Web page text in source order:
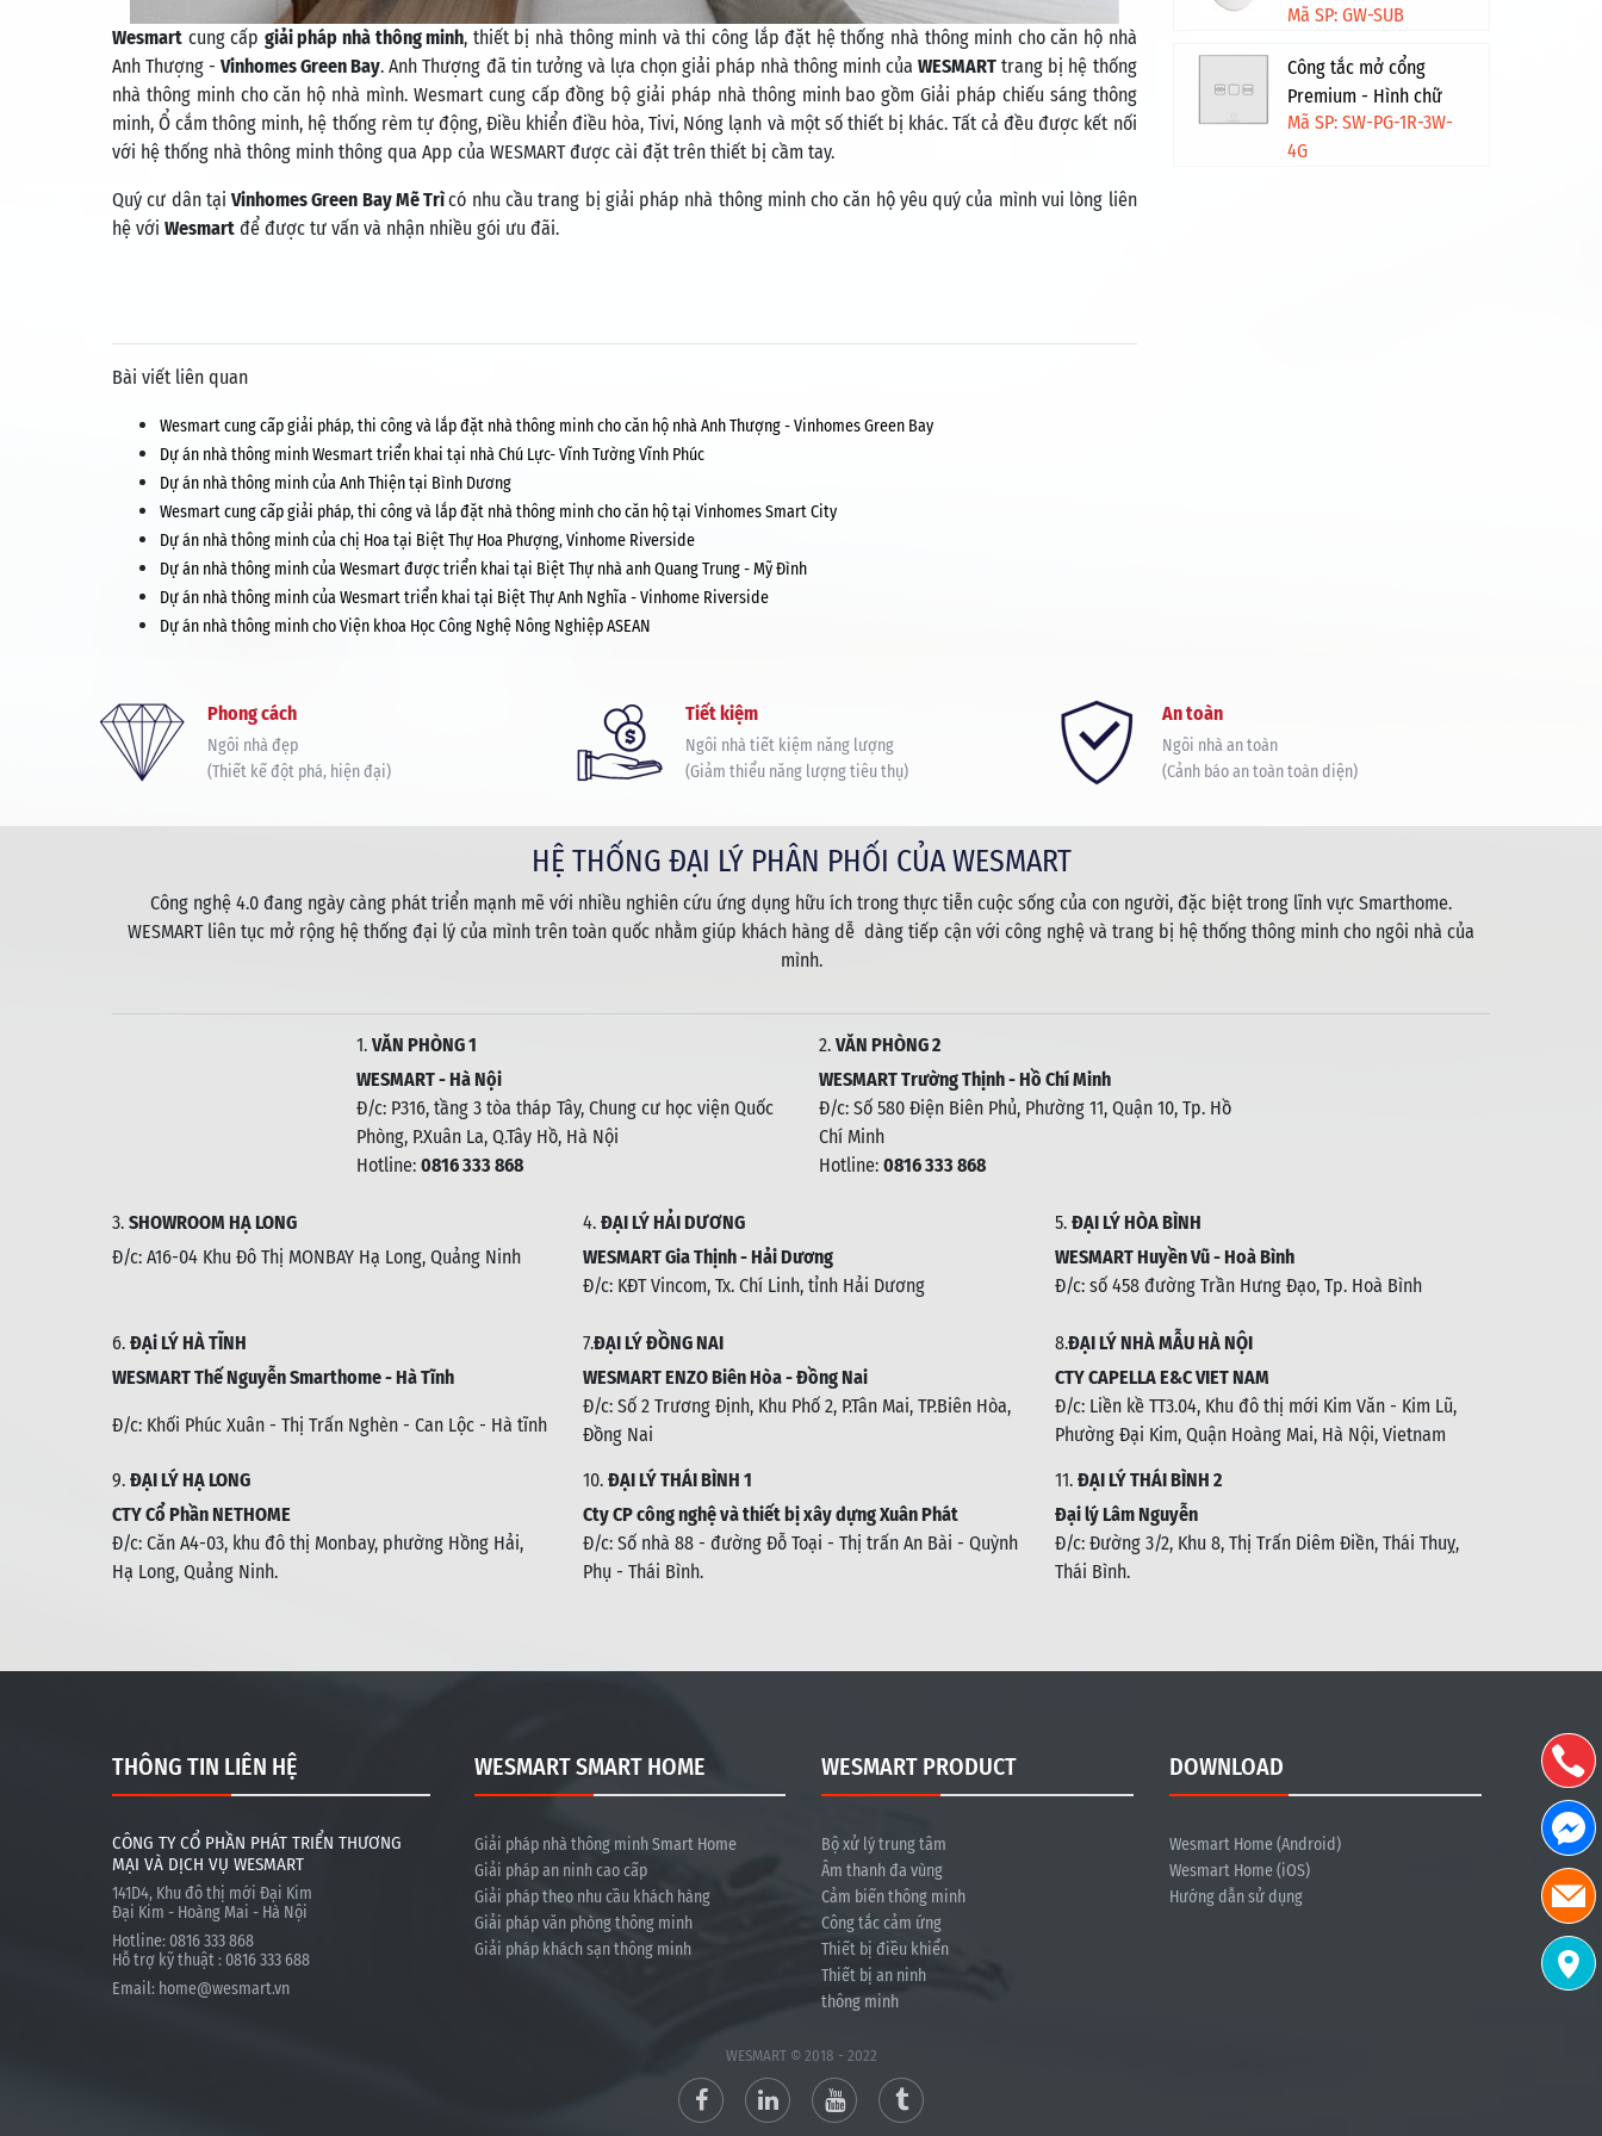
Wesmart cung cấp giải pháp nhà thông minh, thiết bị nhà thông minh và thi công lắp đặt hệ thống nhà thông minh cho căn hộ nhà
Anh Thượng -Vinhomes Green Bay. Anh Thượng đã tin tưởng và lựa chọn giải pháp nhà thông minh củaWESMART trang bị hệ thống
nhà thông minh cho căn hộ nhà mình. Wesmart cung cấp đồng bộ giải pháp nhà thông minh bao gồm Giải pháp chiếu sáng thông
minh, Ổ cắm thông minh, hệ thống rèm tự động, Điều khiển điều hòa, Tivi, Nóng lạnh và một số thiết bị khác. Tất cả đều được kết nối
với hệ thống nhà thông minh thông qua App của WESMART được cài đặt trên thiết bị cầm tay.
Quý cư dân tạiVinhomes Green Bay Mẽ Trìcó nhu cầu trang bị giải pháp nhà thông minh cho căn hộ yêu quý của mình vui lòng liên
hệ với Wesmart để được tư vấn và nhận nhiều gói ưu đãi.
Bài viết liên quan
Wesmart cung cấp giải pháp, thi công và lắp đặt nhà thông minh cho căn hộ nhà Anh Thượng - Vinhomes Green Bay
Dự án nhà thông minh Wesmart triển khai tại nhà Chú Lực- Vĩnh Tường Vĩnh Phúc
Dự án nhà thông minh của Anh Thiện tại Bình Dương
Wesmart cung cấp giải pháp, thi công và lắp đặt nhà thông minh cho căn hộ tại Vinhomes Smart City
Dự án nhà thông minh của chị Hoa tại Biệt Thự Hoa Phượng, Vinhome Riverside
Dự án nhà thông minh của Wesmart được triển khai tại Biệt Thự nhà anh Quang Trung - Mỹ Đình
Dự án nhà thông minh của Wesmart triển khai tại Biệt Thự Anh Nghĩa - Vinhome Riverside
Dự án nhà thông minh cho Viện khoa Học Công Nghệ Nông Nghiệp ASEAN
Mã SP: GW-SUB
Công tắc mở cổng
Premium - Hình chữ
nhật - Trắng viền vàng
Mã SP: SW-PG-1R-3W-
4G
Phong cách
Ngôi nhà đẹp
(Thiết kế đột phá, hiện đại)
Tiết kiệm
Ngôi nhà tiết kiệm năng lượng
(Giảm thiểu năng lượng tiêu thụ)
An toàn
Ngôi nhà an toàn
(Cảnh báo an toàn toàn diện)
HỆ THỐNG ĐẠI LÝ PHÂN PHỐI CỦA WESMART
Công nghệ 4.0 đang ngày càng phát triển mạnh mẽ với nhiều nghiên cứu ứng dụng hữu ích trong thực tiễn cuộc sống của con người, đặc biệt trong lĩnh vực Smarthome.
WESMART liên tục mở rộng hệ thống đại lý của mình trên toàn quốc nhằm giúp khách hàng dễ dàng tiếp cận với công nghệ và trang bị hệ thống thông minh cho ngôi nhà của
mình.
1. VĂN PHÒNG 1
WESMART - Hà Nội
Đ/c: P316, tầng 3 tòa tháp Tây, Chung cư học viện Quốc
Phòng, P.Xuân La, Q.Tây Hồ, Hà Nội
Hotline: 0816 333 868
2. VĂN PHÒNG 2
WESMART Trường Thịnh - Hồ Chí Minh
Đ/c: Số 580 Điện Biên Phủ, Phường 11, Quận 10, Tp. Hồ
Chí Minh
Hotline: 0816 333 868
3. SHOWROOM HẠ LONG
Đ/c: A16-04 Khu Đô Thị MONBAY Hạ Long, Quảng Ninh
4.ĐẠI LÝ HẢI DƯƠNG
WESMART Gia Thịnh - Hải Dương
Đ/c: KĐT Vincom, Tx. Chí Linh, tỉnh Hải Dương
5. ĐẠI LÝ HÒA BÌNH
WESMART Huyền Vũ - Hoà Bình
Đ/c: số 458 đường Trần Hưng Đạo, Tp. Hoà Bình
6. ĐẠi LÝ HÀ TĨNH
WESMART Thế Nguyễn Smarthome - Hà Tĩnh
Đ/c: Khối Phúc Xuân - Thị Trấn Nghèn - Can Lộc - Hà tĩnh
7.ĐẠI LÝ ĐỒNG NAI
WESMART ENZO Biên Hòa - Đồng Nai
Đ/c:Số 2 Trương Định, Khu Phố 2, P.Tân Mai, TP.Biên Hòa,
Đồng Nai
8.ĐẠI LÝ NHÀ MẪU HÀ NỘI
CTY CAPELLA E&C VIET NAM
Đ/c: Liền kề TT3.04, Khu đô thị mới Kim Văn - Kim Lũ,
Phường Đại Kim, Quận Hoàng Mai, Hà Nội, Vietnam
9. ĐẠI LÝ HẠ LONG
CTY Cổ Phần NETHOME
Đ/c: Căn A4-03, khu đô thị Monbay, phường Hồng Hải,
Hạ Long, Quảng Ninh.
10.ĐẠI LÝ THÁI BÌNH 1
Cty CP công nghệ và thiết bị xây dựng Xuân Phát
Đ/c: Số nhà 88 - đường Đỗ Toại - Thị trấn An Bài - Quỳnh
Phụ - Thái Bình.
11. ĐẠI LÝ THÁI BÌNH 2
Đại lý Lâm Nguyễn
Đ/c: Đường 3/2, Khu 8, Thị Trấn Diêm Điền, Thái Thuỵ,
Thái Bình.
THÔNG TIN LIÊN HỆ
CÔNG TY CỔ PHẦN PHÁT TRIỂN THƯƠNG
MẠI VÀ DỊCH VỤ WESMART
141D4, Khu đô thị mới Đại Kim
Đại Kim - Hoàng Mai - Hà Nội
Hotline: 0816 333 868
Hỗ trợ kỹ thuật : 0816 333 688
Email: home@wesmart.vn
WESMART SMART HOME
Giải pháp nhà thông minh Smart Home
Giải pháp an ninh cao cấp
Giải pháp theo nhu cầu khách hàng
Giải pháp văn phòng thông minh
Giải pháp khách sạn thông minh
WESMART PRODUCT
Bộ xử lý trung tâm
Âm thanh đa vùng
Cảm biến thông minh
Công tắc cảm ứng
Thiết bị điều khiển
Thiết bị an ninh
thông minh
DOWNLOAD
Wesmart Home (Android)
Wesmart Home (iOS)
Hướng dẫn sử dụng
WESMART © 2018 - 2022